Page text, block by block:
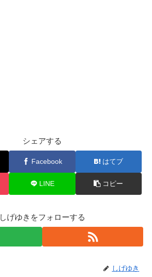
シェアする
Facebook はてブ
LINE コピー
しげゆきをフォローする
しげゆき